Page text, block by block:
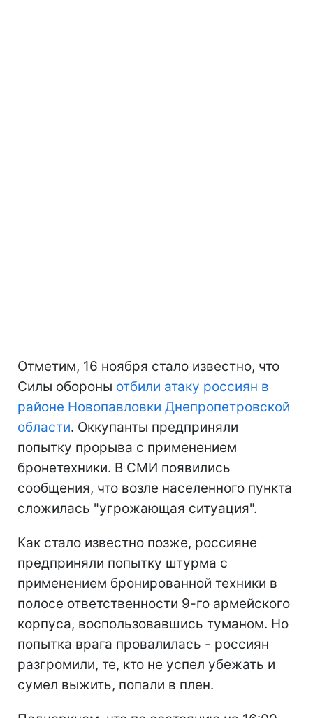
Отметим, 16 ноября стало известно, что
Силы обороны отбили атаку россиян в
районе Новопавловки Днепропетровской
области. Оккупанты предприняли
попытку прорыва с применением
бронетехники. В СМИ появились
сообщения, что возле населенного пункта
сложилась "угрожающая ситуация".
Как стало известно позже, россияне
предприняли попытку штурма с
применением бронированной техники в
полосе ответственности 9-го армейского
корпуса, воспользовавшись туманом. Но
попытка врага провалилась - россиян
разгромили, те, кто не успел убежать и
сумел выжить, попали в плен.